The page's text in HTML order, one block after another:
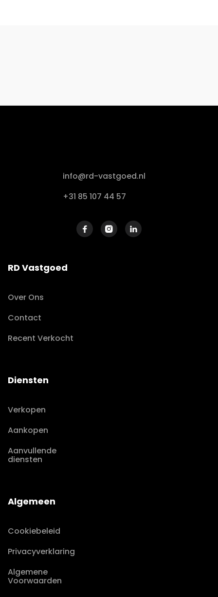
info@rd-vastgoed.nl
+31 85 107 44 57
  
RD Vastgoed
Over Ons
Contact
Recent Verkocht
Diensten
Verkopen
Aankopen
Aanvullende
diensten
Algemeen
Cookiebeleid
Privacyverklaring
Algemene
Voorwaarden